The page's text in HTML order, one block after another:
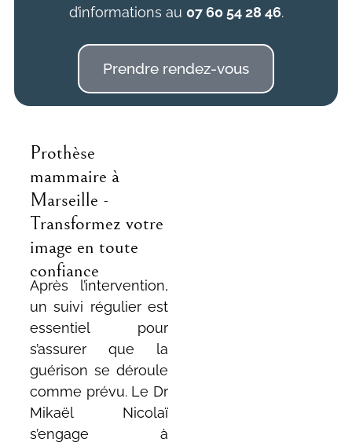
d’informations au 07 60 54 28 46.
Prendre rendez-vous
Prothèse
mammaire à
Marseille -
Transformez votre
image en toute
confiance
Après l’intervention,
un suivi régulier est
essentiel pour
s’assurer que la
guérison se déroule
comme prévu. Le Dr
Mikaël Nicolaï
s’engage à